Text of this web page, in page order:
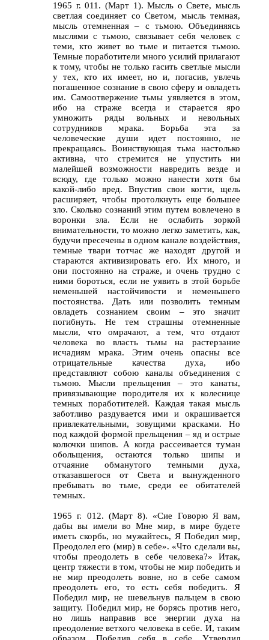
1965 г. 011. (Март 1). Мысль о Свете, мысль
светлая соединяет со Светом, мысль темная,
мысль отемненная – с тьмою. Объединяясь
мыслями с тьмою, связывает себя человек с
теми, кто живет во тьме и питается тьмою.
Темные поработители много усилий прилагают
к тому, чтобы не только гасить светлые мысли
у тех, кто их имеет, но и, погасив, увлечь
погашенное сознание в свою сферу и овладеть
им. Самоотвержение тьмы уявляется в этом,
ибо на страже всегда и старается яро
умножить ряды вольных и невольных
сотрудников мрака. Борьба эта за
человеческие души идет постоянно, не
прекращаясь. Воинствующая тьма настолько
активна, что стремится не упустить ни
малейшей возможности навредить везде и
всюду, где только можно нанести хотя бы
какой-либо вред. Впустив свои когти, щель
расширяет, чтобы протолкнуть еще большее
зло. Сколько сознаний этим путем вовлечено в
воронки зла. Если не ослабить зоркой
внимательности, то можно легко заметить, как,
будучи пресечены в одном канале воздействия,
темные твари тотчас же находят другой и
стараются активизировать его. Их много, и
они постоянно на страже, и очень трудно с
ними бороться, если не уявить в этой борьбе
неменьшей настойчивости и неменьшего
постоянства. Дать или позволить темным
овладеть сознанием своим – это значит
погибнуть. Не тем страшны отемненные
мысли, что омрачают, а тем, что отдают
человека во власть тьмы на растерзание
исчадиям мрака. Этим очень опасны все
отрицательные качества духа, ибо
представляют собою каналы объединения с
тьмою. Мысли прельщения – это канаты,
привязывающие породителя их к колеснице
темных поработителей. Каждая такая мысль
заботливо раздувается ими и окрашивается
привлекательными, зовущими красками. Но
под каждой формой прельщения – яд и острые
колючки шипов. А когда рассеивается туман
обольщения, остаются только шипы и
отчаяние обманутого темными духа,
отказавшегося от Света и вынужденного
пребывать во тьме, среди ее обитателей
темных.
1965 г. 012. (Март 8). «Сие Говорю Я вам,
дабы вы имели во Мне мир, в мире будете
иметь скорбь, но мужайтесь, Я Победил мир,
Преодолел его (мир) в себе». «Что сделали вы,
чтобы преодолеть в себе человека?» Итак,
центр тяжести в том, чтобы не мир победить и
не мир преодолеть вовне, но в себе самом
преодолеть его, то есть себя победить. Я
Победил мир, не шевельнув пальцем в свою
защиту. Победил мир, не борясь против него,
но лишь направив все энергии духа на
преодоление ветхого человека в себе. И, таким